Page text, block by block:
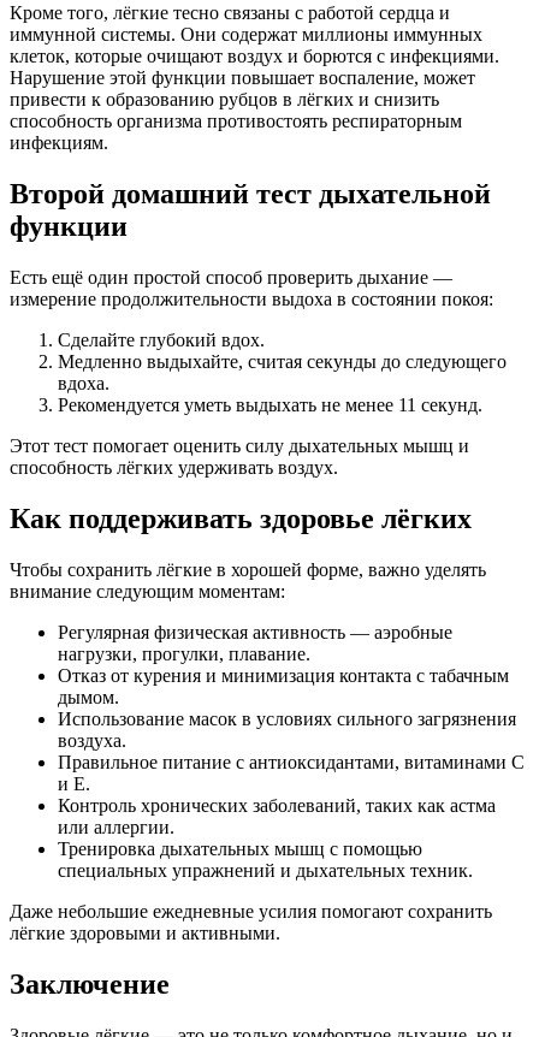
Кроме того, лёгкие тесно связаны с работой сердца и
иммунной системы. Они содержат миллионы иммунных
клеток, которые очищают воздух и борются с инфекциями.
Нарушение этой функции повышает воспаление, может
привести к образованию рубцов в лёгких и снизить
способность организма противостоять респираторным
инфекциям.
Второй домашний тест дыхательной
функции
Есть ещё один простой способ проверить дыхание —
измерение продолжительности выдоха в состоянии покоя:
Сделайте глубокий вдох.
Медленно выдыхайте, считая секунды до следующего
вдоха.
Рекомендуется уметь выдыхать не менее 11 секунд.
Этот тест помогает оценить силу дыхательных мышц и
способность лёгких удерживать воздух.
Как поддерживать здоровье лёгких
Чтобы сохранить лёгкие в хорошей форме, важно уделять
внимание следующим моментам:
Регулярная физическая активность — аэробные
нагрузки, прогулки, плавание.
Отказ от курения и минимизация контакта с табачным
дымом.
Использование масок в условиях сильного загрязнения
воздуха.
Правильное питание с антиоксидантами, витаминами C
и E.
Контроль хронических заболеваний, таких как астма
или аллергии.
Тренировка дыхательных мышц с помощью
специальных упражнений и дыхательных техник.
Даже небольшие ежедневные усилия помогают сохранить
лёгкие здоровыми и активными.
Заключение